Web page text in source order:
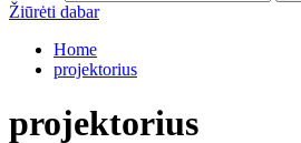
Žiūrėti dabar
Home
projektorius
projektorius